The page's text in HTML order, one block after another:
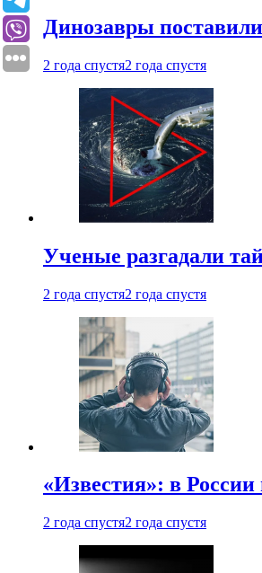
Динозавры
2 года спустя2 года спустя
Ученые разгадали
2 года спустя2 года спустя
«Известия»: в
2 года спустя2 года спустя